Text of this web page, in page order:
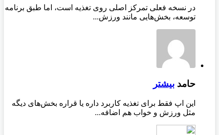
در نسخه فعلی تمرکز اصلی روی تغذیه است، اما طبق برنامه
توسعه، بخش‌هایی مانند ورزش...
حامد بیشتر
این اپ فقط برای تغذیه کاربرد داره یا قراره بخش‌های دیگه
مثل ورزش و خواب هم اضافه...